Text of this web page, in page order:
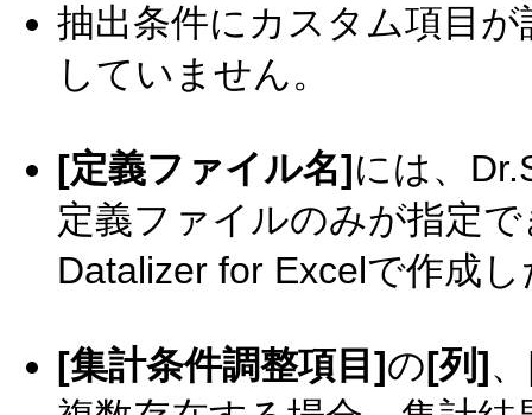
抽出条件にカスタム項目
していません。
[定義ファイル名]には、
定義ファイルのみが指定
Datalizer for Excelで作成
[集計条件調整項目]の[列]、